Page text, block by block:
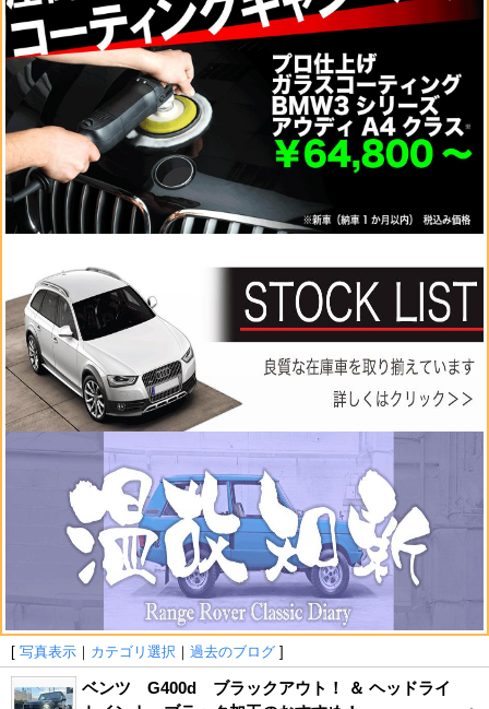
[ 写真表示 ｜ カテゴリ選択 ｜ 過去のブログ ]
ベンツ G400d ブラックアウト！ ＆ ヘッドライ